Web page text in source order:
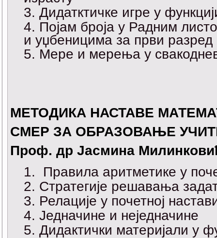
Дидатктичке игре у
Појам броја у Радним
и уџбеницима за први разред
Мере и мерења у
МЕТОДИКА НАСТАВЕ
СМЕР ЗА ОБРАЗОВАЊЕ
Проф. др Јасмина
Правила аритметике у
Стратегије решавања
Релације у почетној
Једначине и неједначине
Дидактички материјали у